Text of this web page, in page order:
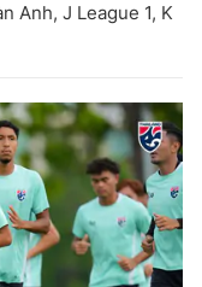
Anh, J League 1, K